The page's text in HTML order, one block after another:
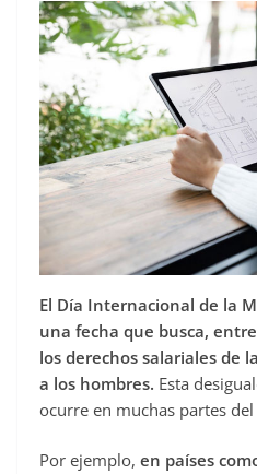
El Día Internacional de la
una fecha que busca,
los derechos salariales de
a los hombres. Esta
ocurre en muchas partes
Por ejemplo, en países